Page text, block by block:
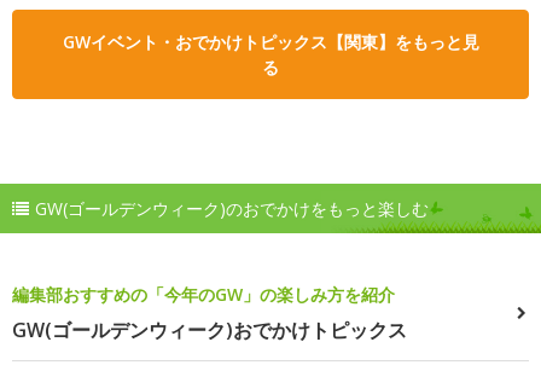
GWイベント・おでかけトピックス【関東】をもっと見
る
GW(ゴールデンウィーク)のおでかけをもっと楽しむ
編集部おすすめの「今年のGW」の楽しみ方を紹介
GW(ゴールデンウィーク)おでかけトピックス